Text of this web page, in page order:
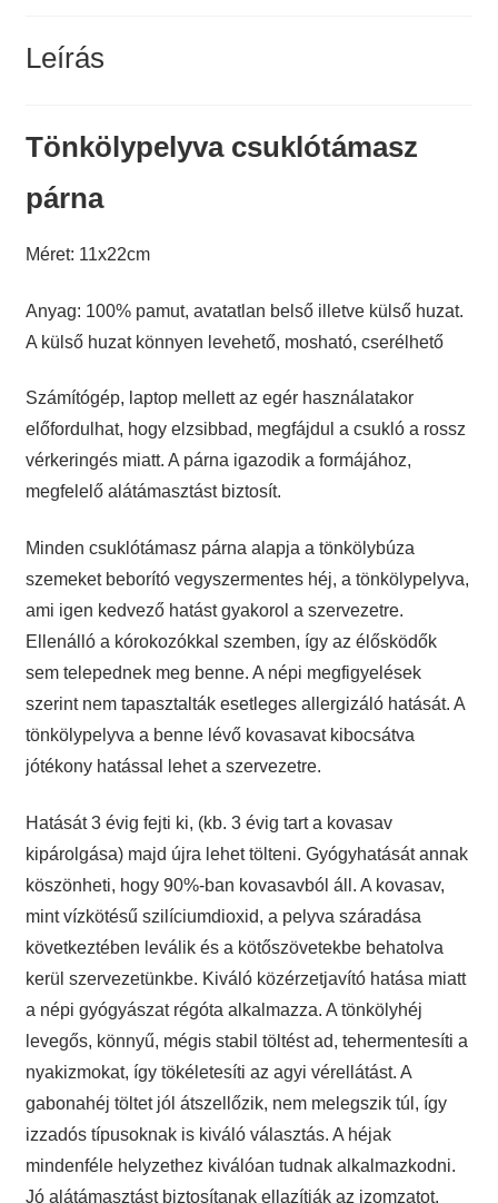
Leírás
Tönkölypelyva csuklótámasz
párna
Méret: 11x22cm
Anyag: 100% pamut, avatatlan belső illetve külső huzat.
A külső huzat könnyen levehető, mosható, cserélhető
Számítógép, laptop mellett az egér használatakor
előfordulhat, hogy elzsibbad, megfájdul a csukló a rossz
vérkeringés miatt. A párna igazodik a formájához,
megfelelő alátámasztást biztosít.
Minden csuklótámasz párna alapja a tönkölybúza
szemeket beborító vegyszermentes héj, a tönkölypelyva,
ami igen kedvező hatást gyakorol a szervezetre.
Ellenálló a kórokozókkal szemben, így az élősködők
sem telepednek meg benne. A népi megfigyelések
szerint nem tapasztalták esetleges allergizáló hatását. A
tönkölypelyva a benne lévő kovasavat kibocsátva
jótékony hatással lehet a szervezetre.
Hatását 3 évig fejti ki, (kb. 3 évig tart a kovasav
kipárolgása) majd újra lehet tölteni. Gyógyhatását annak
köszönheti, hogy 90%-ban kovasavból áll. A kovasav,
mint vízkötésű szilíciumdioxid, a pelyva száradása
következtében leválik és a kötőszövetekbe behatolva
kerül szervezetünkbe. Kiváló közérzetjavító hatása miatt
a népi gyógyászat régóta alkalmazza. A tönkölyhéj
levegős, könnyű, mégis stabil töltést ad, tehermentesíti a
nyakizmokat, így tökéletesíti az agyi vérellátást. A
gabonahéj töltet jól átszellőzik, nem melegszik túl, így
izzadós típusoknak is kiváló választás. A héjak
mindenféle helyzethez kiválóan tudnak alkalmazkodni.
Jó alátámasztást biztosítanak ellazítják az izomzatot.